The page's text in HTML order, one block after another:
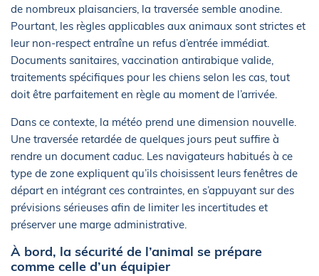
de nombreux plaisanciers, la traversée semble anodine.
Pourtant, les règles applicables aux animaux sont strictes et
leur non-respect entraîne un refus d’entrée immédiat.
Documents sanitaires, vaccination antirabique valide,
traitements spécifiques pour les chiens selon les cas, tout
doit être parfaitement en règle au moment de l’arrivée.
Dans ce contexte, la météo prend une dimension nouvelle.
Une traversée retardée de quelques jours peut suffire à
rendre un document caduc. Les navigateurs habitués à ce
type de zone expliquent qu’ils choisissent leurs fenêtres de
départ en intégrant ces contraintes, en s’appuyant sur des
prévisions sérieuses afin de limiter les incertitudes et
préserver une marge administrative.
À bord, la sécurité de l’animal se prépare
comme celle d’un équipier